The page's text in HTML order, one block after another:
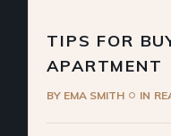
TIPS FOR
APARTMENT
BY EMA SMITH IN